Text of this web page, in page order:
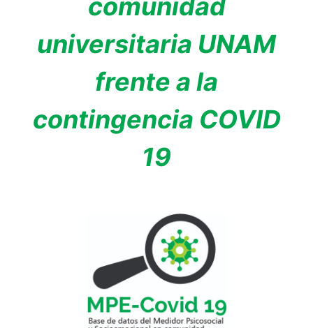
universitaria UNAM
frente a la
contingencia COVID
19